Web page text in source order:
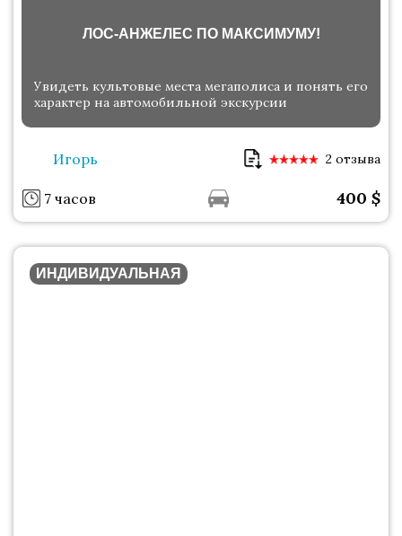
ЛОС-АНЖЕЛЕС ПО МАКСИМУМУ!
Увидеть культовые места мегаполиса и понять его
характер на автомобильной экскурсии
Игорь 2 отзыва
7 часов 400 $
ИНДИВИДУАЛЬНАЯ